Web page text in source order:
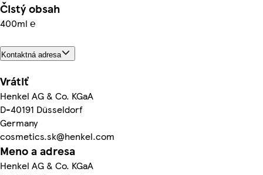
Čistý obsah
400ml ℮
Kontaktná adresa
Vrátiť
Henkel AG & Co. KGaA
D-40191 Düsseldorf
Germany
cosmetics.sk@henkel.com
Meno a adresa
Henkel AG & Co. KGaA